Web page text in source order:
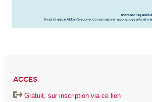
ACCES
Gratuit, sur inscription via ce lien